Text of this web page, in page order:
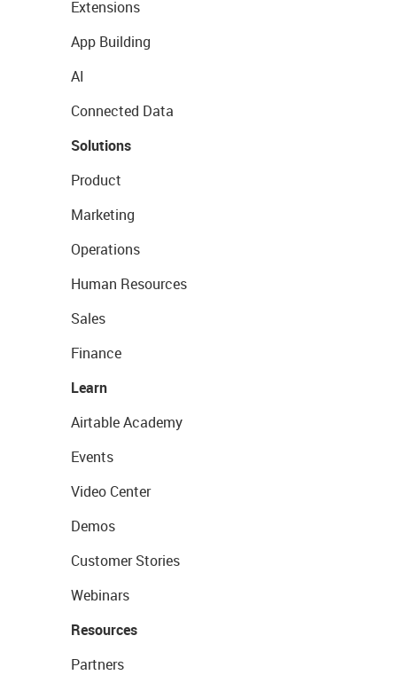
Extensions
App Building
AI
Connected Data
Solutions
Product
Marketing
Operations
Human Resources
Sales
Finance
Learn
Airtable Academy
Events
Video Center
Demos
Customer Stories
Webinars
Resources
Partners